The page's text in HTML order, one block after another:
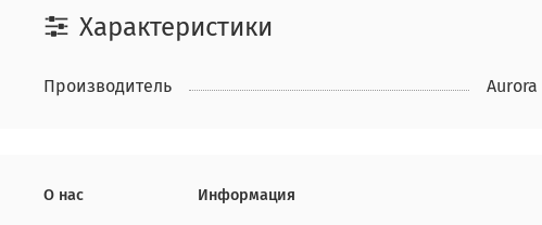
Характеристики
Производитель Aurora
О нас Информация